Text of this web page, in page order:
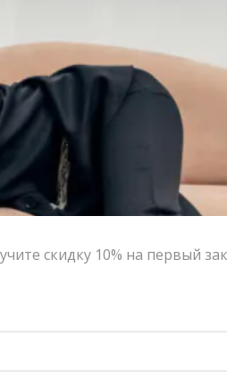
Россия
скидку 10% на первый